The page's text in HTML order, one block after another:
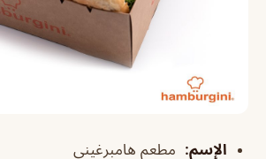
الإسم: مطعم هامبرغيني